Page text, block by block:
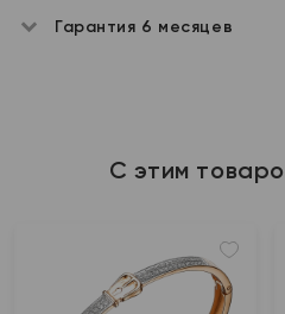
Гарантия 6 месяцев
С этим